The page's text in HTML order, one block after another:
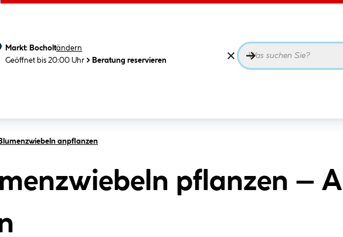
Markt: Bocholtändern
Geöffnet bis 20:00 Uhr
Beratung reservieren
anpflanzen
pflanzen –